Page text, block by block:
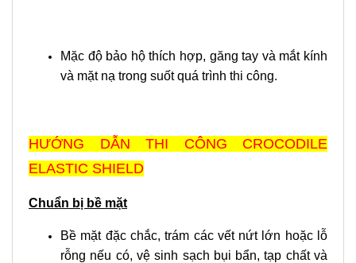
Mặc độ bảo hộ thích hợp, găng tay và mắt kính
và mặt nạ trong suốt quá trình thi công.
HƯỚNG DẪN THI CÔNG CROCODILE
ELASTIC SHIELD
Chuẩn bị bề mặt
Bề mặt đặc chắc, trám các vết nứt lớn hoặc lỗ
rỗng nếu có, vệ sinh sạch bụi bẩn, tạp chất và